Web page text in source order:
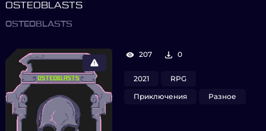
OSTEOBLASTS
OSTEOBLASTS
207 0
2021
RPG
Приключения
Разное